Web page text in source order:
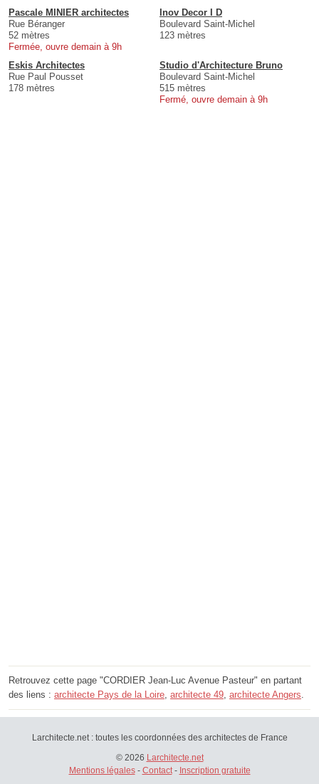
Pascale MINIER architectes
Rue Béranger
52 mètres
Fermée, ouvre demain à 9h
Inov Decor I D
Boulevard Saint-Michel
123 mètres
Eskis Architectes
Rue Paul Pousset
178 mètres
Studio d'Architecture Bruno
Boulevard Saint-Michel
515 mètres
Fermé, ouvre demain à 9h
Retrouvez cette page "CORDIER Jean-Luc Avenue Pasteur" en partant
des liens : architecte Pays de la Loire architecte 49 architecte Angers
Larchitecte.net : toutes les coordonnées des architectes de France
© 2026 Larchitecte.net
Mentions légales- Contact- Inscription gratuite